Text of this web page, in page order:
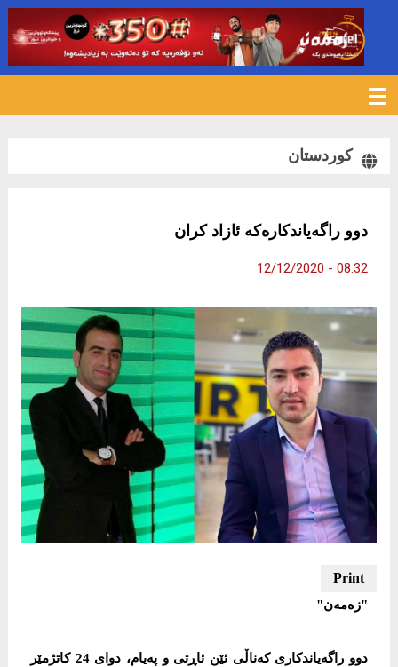
کوردستان
دوو راگەیاندكارەكە ئازاد كران
08:32 - 12/12/2020
"زەمەن"
دوو راگەیاندكاری كەناڵی ئێن ئاڕتی و پەیام، دوای 24 كاتژمێر